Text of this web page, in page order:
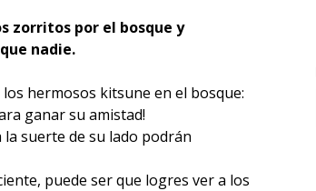
zorritos por el bosque y
nadie.
hermosos kitsune en el bosque:
ganar su amistad!
suerte de su lado podrán
puede ser que logres ver a los